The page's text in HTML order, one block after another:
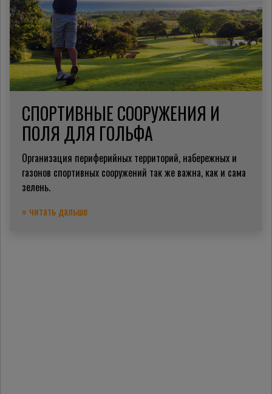
СПОРТИВНЫЕ СООРУЖЕНИЯ И
ПОЛЯ ДЛЯ ГОЛЬФА
Организация периферийных территорий, набережных и
газонов спортивных сооружений так же важна, как и сама
зелень.
» читать дальше